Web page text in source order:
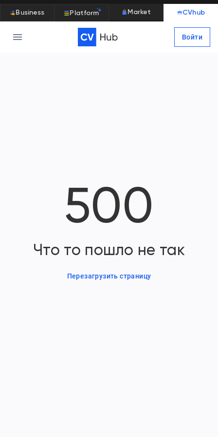
Business Platform Market CVhub
Войти
500
Что то пошло не так
Перезагрузить страницу